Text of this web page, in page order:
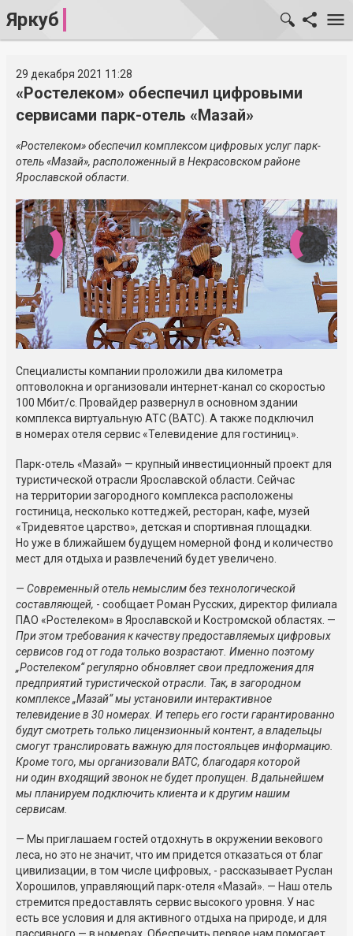
Яркуб
29 декабря 2021 11:28
«Ростелеком» обеспечил цифровыми
сервисами парк-отель «Мазай»
«Ростелеком» обеспечил комплексом цифровых услуг парк-
отель «Мазай», расположенный в Некрасовском районе
Ярославской области.
Специалисты компании проложили два километра
оптоволокна и организовали интернет-канал со скоростью
100 Мбит/с. Провайдер развернул в основном здании
комплекса виртуальную АТС (ВАТС). А также подключил
в номерах отеля сервис «Телевидение для гостиниц».
Парк-отель «Мазай» — крупный инвестиционный проект для
туристической отрасли Ярославской области. Сейчас
на территории загородного комплекса расположены
гостиница, несколько коттеджей, ресторан, кафе, музей
«Тридевятое царство», детская и спортивная площадки.
Но уже в ближайшем будущем номерной фонд и количество
мест для отдыха и развлечений будет увеличено.
— Современный отель немыслим без технологической
составляющей, - сообщает Роман Русских, директор филиала
ПАО «Ростелеком» в Ярославской и Костромской областях. —
При этом требования к качеству предоставляемых цифровых
сервисов год от года только возрастают. Именно поэтому
„Ростелеком“ регулярно обновляет свои предложения для
предприятий туристической отрасли. Так, в загородном
комплексе „Мазай“ мы установили интерактивное
телевидение в 30 номерах. И теперь его гости гарантированно
будут смотреть только лицензионный контент, а владельцы
смогут транслировать важную для постояльцев информацию.
Кроме того, мы организовали ВАТС, благодаря которой
ни один входящий звонок не будет пропущен. В дальнейшем
мы планируем подключить клиента и к другим нашим
сервисам.
— Мы приглашаем гостей отдохнуть в окружении векового
леса, но это не значит, что им придется отказаться от благ
цивилизации, в том числе цифровых, - рассказывает Руслан
Хорошилов, управляющий парк-отеля «Мазай». — Наш отель
стремится предоставлять сервис высокого уровня. У нас
есть все условия и для активного отдыха на природе, и для